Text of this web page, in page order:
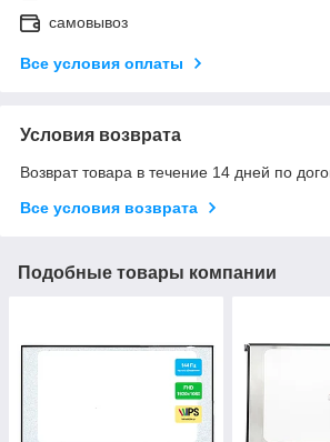
самовывоз
Все условия оплаты
Условия возврата
Возврат товара в течение 14 дней по
Все условия возврата
Подобные товары компании